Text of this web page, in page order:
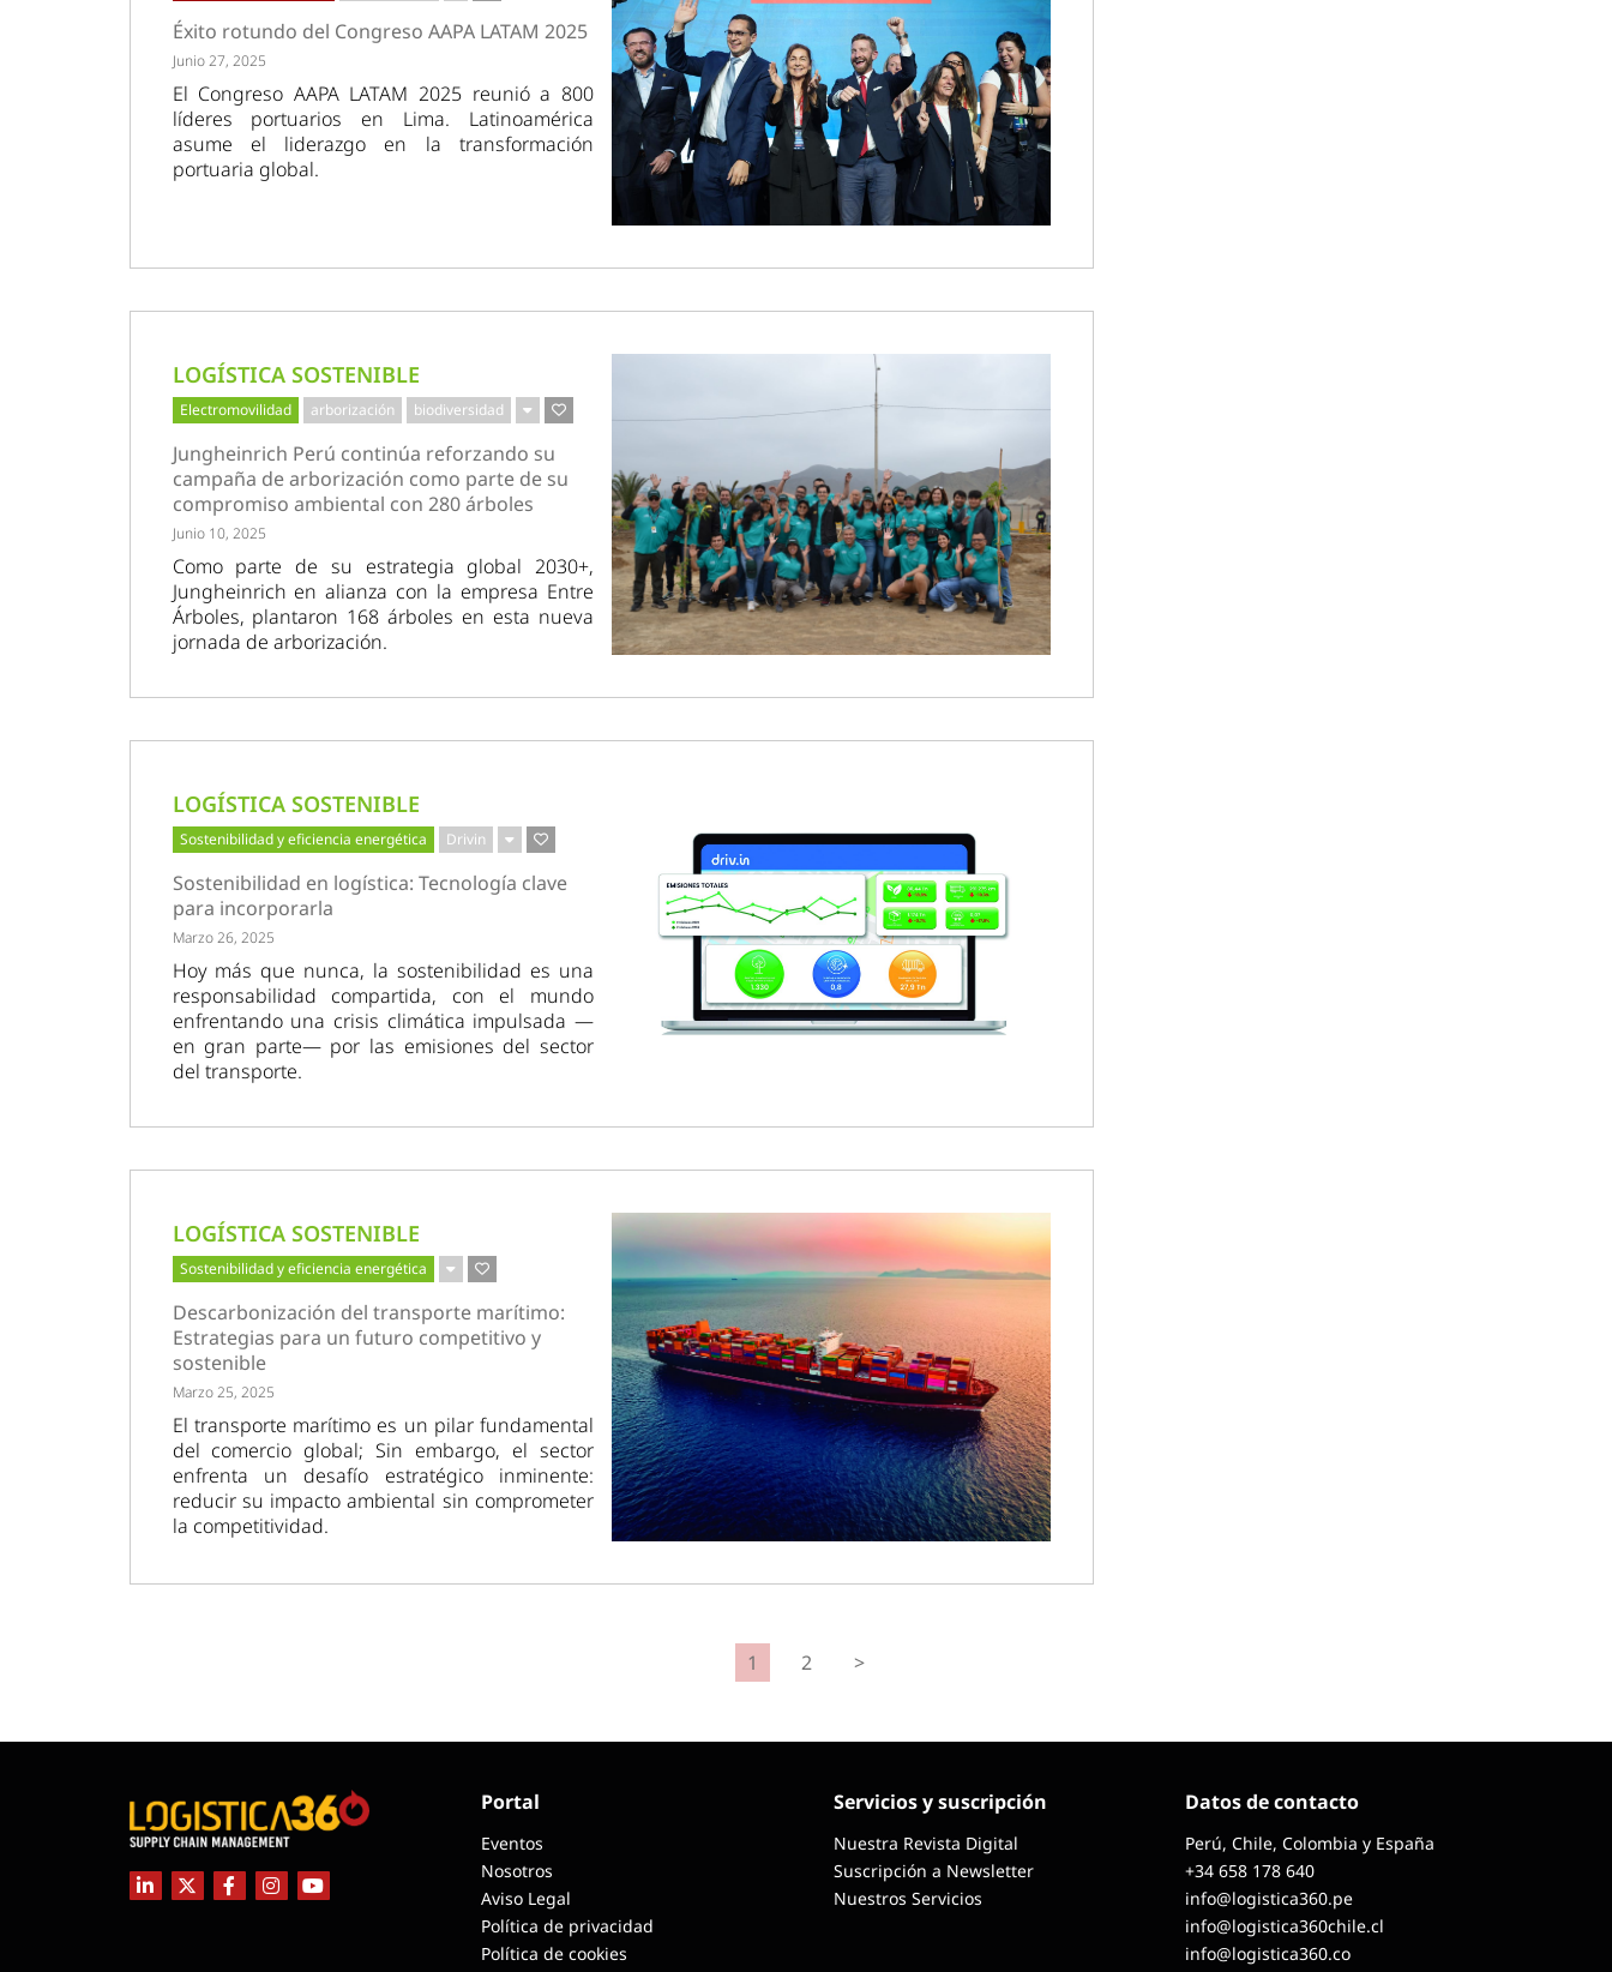
Éxito rotundo del Congreso AAPA LATAM 2025
Junio 27, 2025
El Congreso AAPA LATAM 2025 reunió a 800
líderes portuarios en Lima. Latinoamérica
asume el liderazgo en la transformación
portuaria global.
LOGÍSTICA SOSTENIBLE
Electromovilidad arborización biodiversidad
Jungheinrich Perú continúa reforzando su
campaña de arborización como parte de su
compromiso ambiental con 280 árboles
Junio 10, 2025
Como parte de su estrategia global 2030+,
Jungheinrich en alianza con la empresa Entre
Árboles, plantaron 168 árboles en esta nueva
jornada de arborización.
LOGÍSTICA SOSTENIBLE
Sostenibilidad y eficiencia energética Drivin
Sostenibilidad en logística: Tecnología clave
para incorporarla
Marzo 26, 2025
Hoy más que nunca, la sostenibilidad es una
responsabilidad compartida, con el mundo
enfrentando una crisis climática impulsada —
en gran parte— por las emisiones del sector
del transporte.
LOGÍSTICA SOSTENIBLE
Sostenibilidad y eficiencia energética
Descarbonización del transporte marítimo:
Estrategias para un futuro competitivo y
sostenible
Marzo 25, 2025
El transporte marítimo es un pilar fundamental
del comercio global; Sin embargo, el sector
enfrenta un desafío estratégico inminente:
reducir su impacto ambiental sin comprometer
la competitividad.
1 2 >
Portal
Eventos
Nosotros
Aviso Legal
Política de privacidad
Política de cookies
Servicios y suscripción
Nuestra Revista Digital
Suscripción a Newsletter
Nuestros Servicios
Datos de contacto
Perú, Chile, Colombia y España
+34 658 178 640
info@logistica360.pe
info@logistica360chile.cl
info@logistica360.co